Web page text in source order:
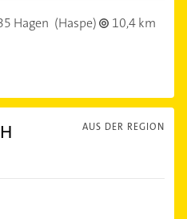
Hagen (Haspe)
10,4 km
AUS DER REGION